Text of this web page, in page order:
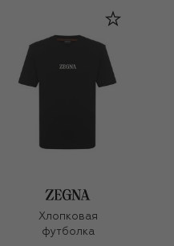
Хлопковая
футболка